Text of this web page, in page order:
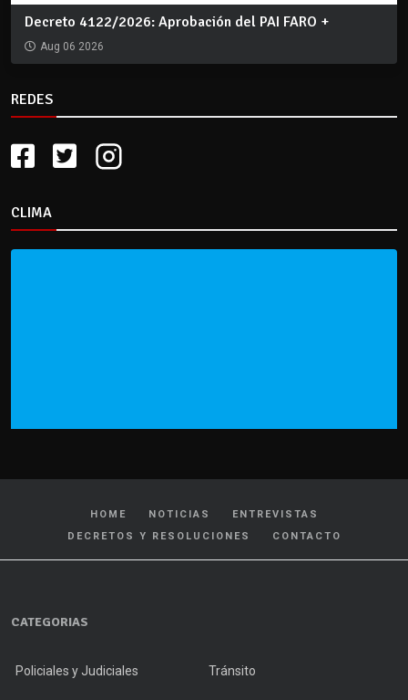
Decreto 4122/2026: Aprobación del PAI FARO +
Aug 06 2026
REDES
CLIMA
HOME NOTICIAS
ENTREVISTAS
DECRETOS Y RESOLUCIONES
CONTACTO
CATEGORIAS
Policiales y Judiciales Tránsito